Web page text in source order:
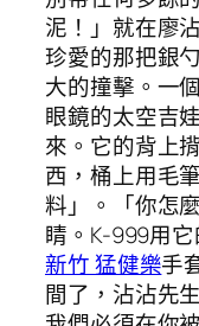
泥！」就在廖
珍愛的那把銀
大的撞擊。一
眼鏡的太空吉
來。它的背上
西，桶上用毛
料」。「你怎
睛。K-999用
新竹 猛健樂手
間了，沾沾先